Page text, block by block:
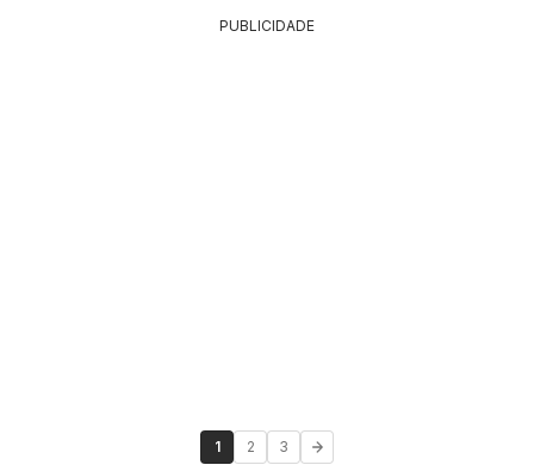
PUBLICIDADE
1 2 3